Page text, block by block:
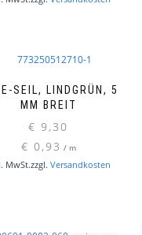
SEIL, LINDGRÜN, 5
MM BREIT
€ 9,30
€ 0,93 / m
MwSt.zzgl. Versandkosten